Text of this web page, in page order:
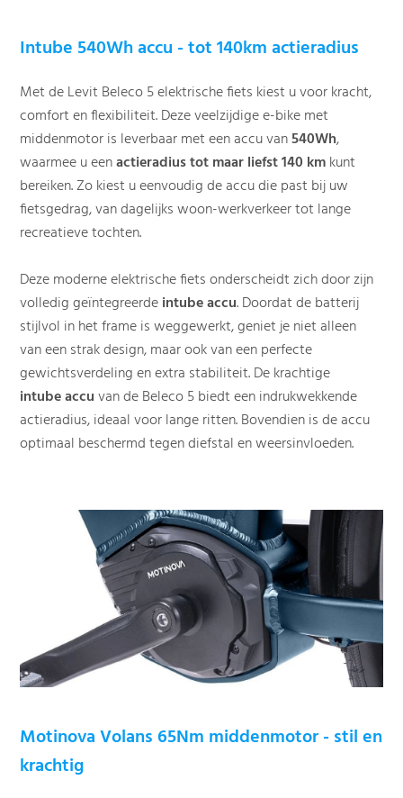
Intube 540Wh accu - tot 140km actieradius
Met de Levit Beleco 5 elektrischefiets kiest u voor kracht,
comfort en flexibiliteit. Deze veelzijdige e-bike met
middenmotor is leverbaar met een accu van540Wh,
waarmee u eenactieradius tot maar liefst 140 kmkunt
bereiken. Zo kiest u eenvoudig de accu die past bij uw
fietsgedrag, van dagelijks woon-werkverkeer tot lange
recreatieve tochten.
Deze moderne elektrische fiets onderscheidt zich door zijn
volledig geïntegreerdeintube accu. Doordat de batterij
stijlvol in het frame is weggewerkt, geniet je niet alleen
van een strak design, maar ook van een perfecte
gewichtsverdeling en extra stabiliteit. De krachtige
intube accuvan de Beleco 5 biedt een indrukwekkende
actieradius, ideaal voor lange ritten. Bovendien is de accu
optimaal beschermd tegen diefstal en weersinvloeden.
Motinova Volans 65Nm middenmotor - stil en
krachtig